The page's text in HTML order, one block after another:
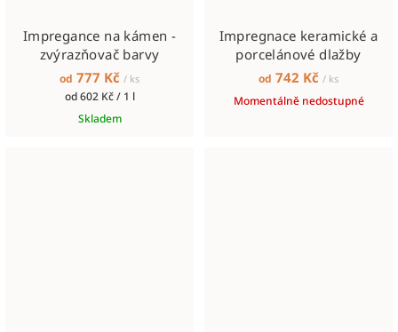
Impregance na kámen -
zvýrazňovač barvy
od 777 Kč / ks
Měrná
cena:
od 602 Kč / 1 l
Skladem
Impregnace keramické a
porcelánové dlažby
od 742 Kč / ks
Momentálně nedostupné